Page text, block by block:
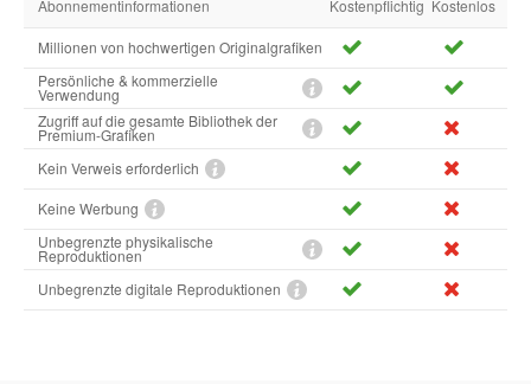
Abonnementinformationen Kostenpflichtig Kostenlos
Millionen von hochwertigen Originalgrafiken
Persönliche & kommerzielle
Verwendung
Zugriff auf die gesamte Bibliothek der
Premium-Grafiken
Kein Verweis erforderlich
Keine Werbung
Unbegrenzte physikalische
Reproduktionen
Unbegrenzte digitale Reproduktionen